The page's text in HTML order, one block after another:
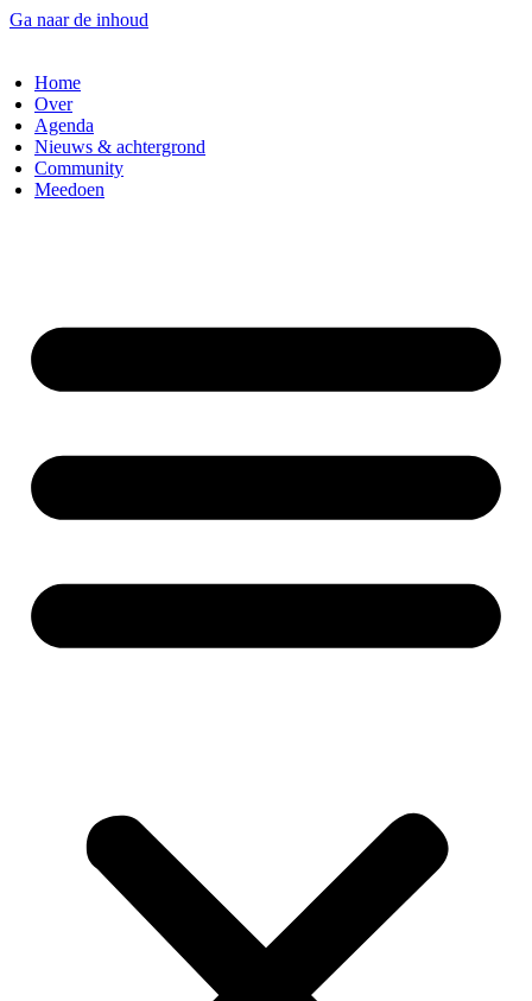
Ga naar de inhoud
Home
Over
Agenda
Nieuws & achtergrond
Community
Meedoen